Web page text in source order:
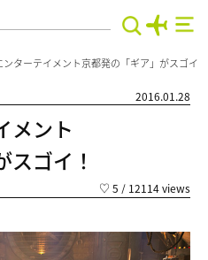
ターテイメント京都発の「ギア」がスゴイ！
2016.01.28
メント
スゴイ！
♡ 5 / 12114 views